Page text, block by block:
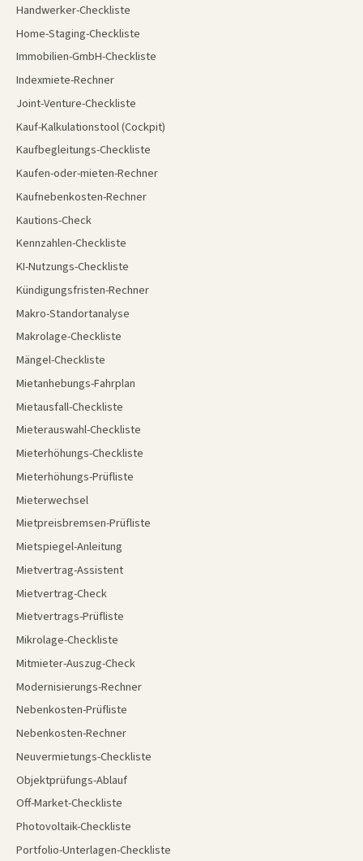
Handwerker-Checkliste
Home-Staging-Checkliste
Immobilien-GmbH-Checkliste
Indexmiete-Rechner
Joint-Venture-Checkliste
Kauf-Kalkulationstool (Cockpit)
Kaufbegleitungs-Checkliste
Kaufen-oder-mieten-Rechner
Kaufnebenkosten-Rechner
Kautions-Check
Kennzahlen-Checkliste
KI-Nutzungs-Checkliste
Kündigungsfristen-Rechner
Makro-Standortanalyse
Makrolage-Checkliste
Mängel-Checkliste
Mietanhebungs-Fahrplan
Mietausfall-Checkliste
Mieterauswahl-Checkliste
Mieterhöhungs-Checkliste
Mieterhöhungs-Prüfliste
Mieterwechsel
Mietpreisbremsen-Prüfliste
Mietspiegel-Anleitung
Mietvertrag-Assistent
Mietvertrag-Check
Mietvertrags-Prüfliste
Mikrolage-Checkliste
Mitmieter-Auszug-Check
Modernisierungs-Rechner
Nebenkosten-Prüfliste
Nebenkosten-Rechner
Neuvermietungs-Checkliste
Objektprüfungs-Ablauf
Off-Market-Checkliste
Photovoltaik-Checkliste
Portfolio-Unterlagen-Checkliste